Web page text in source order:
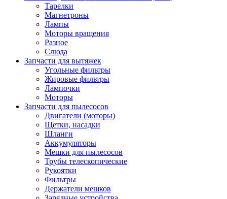
Тарелки
Магнетроны
Лампы
Моторы вращения
Разное
Слюда
Запчасти для вытяжек
Угольные фильтры
Жировые фильтры
Лампочки
Моторы
Запчасти для пылесосов
Двигатели (моторы)
Щетки, насадки
Шланги
Аккумуляторы
Мешки для пылесосов
Трубы телескопические
Рукоятки
Фильтры
Держатели мешков